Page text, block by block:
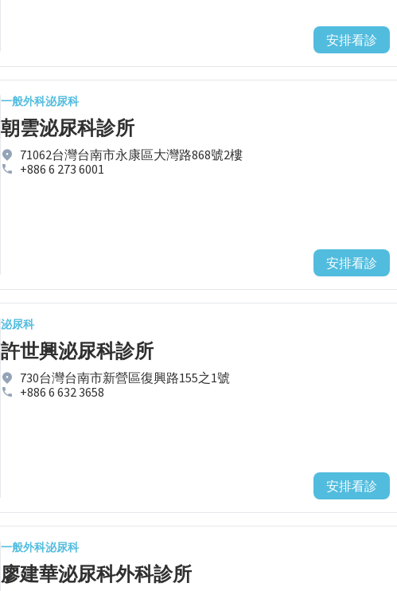
安排看診
一般外科泌尿科
朝雲泌尿科診所
71062台灣台南市永康區大灣路868號2樓
+886 6 273 6001
安排看診
泌尿科
許世興泌尿科診所
730台灣台南市新營區復興路155之1號
+886 6 632 3658
安排看診
一般外科泌尿科
廖建華泌尿科外科診所